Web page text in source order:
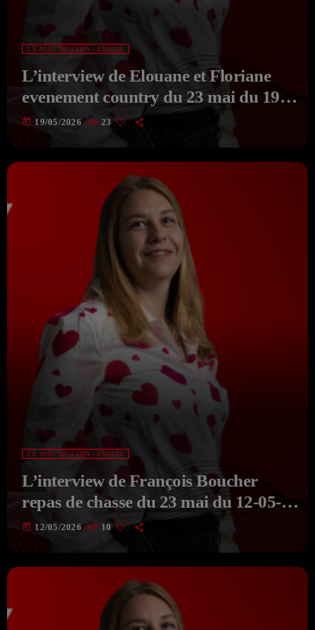
LE MAG DU COIN - EMILIE
L’interview de Elouane et Floriane
evenement country du 23 mai du 19-
05-2026 du MAG DU COIN Avec
today 19/05/2026 23
LE MAG DU COIN - EMILIE
L’interview de François Boucher
repas de chasse du 23 mai du 12-05-
2026 du MAG DU COIN Avec
today 12/05/2026 10